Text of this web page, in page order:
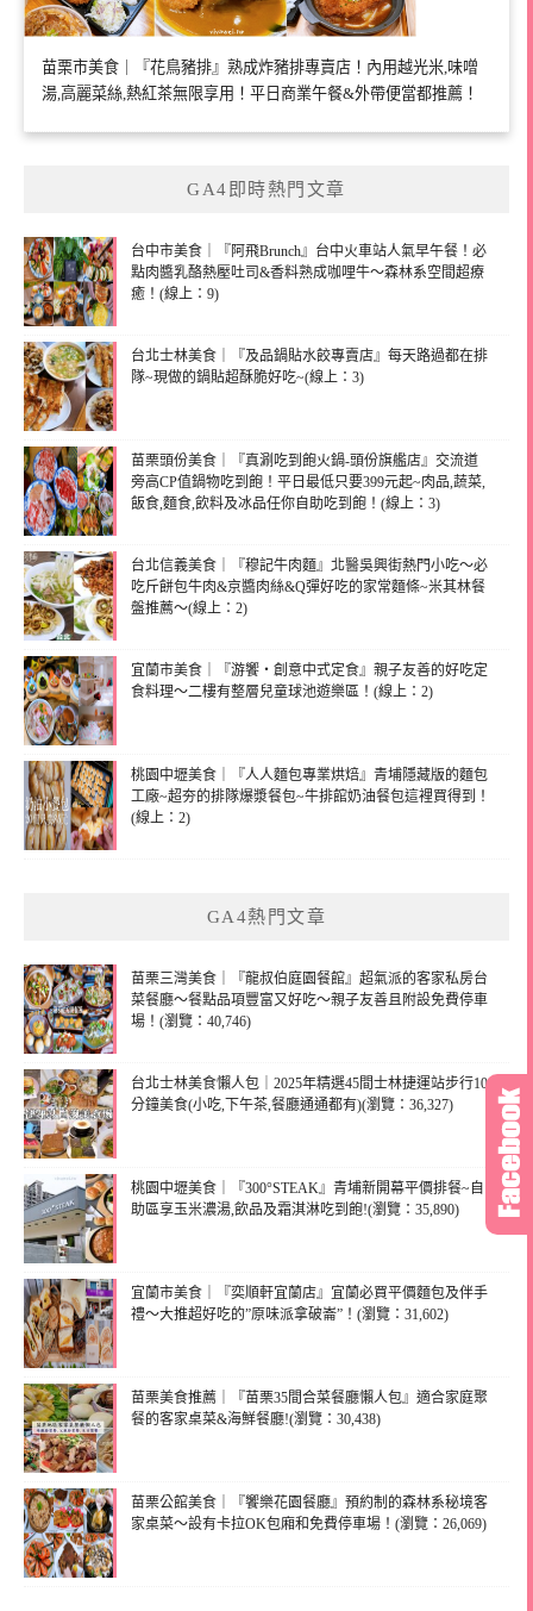
苗栗市美食｜『花鳥豬排』熟成炸豬排專賣店！內用越光米,味噌
湯,高麗菜絲,熱紅茶無限享用！平日商業午餐&外帶便當都推薦！
GA4即時熱門文章
台中市美食｜『阿飛Brunch』台中火車站人氣早午餐！必
點肉醬乳酪熱壓吐司&香料熟成咖哩牛～森林系空間超療
癒！(線上：9)
台北士林美食｜『及品鍋貼水餃專賣店』每天路過都在排
隊~現做的鍋貼超酥脆好吃~(線上：3)
苗栗頭份美食｜『真涮吃到飽火鍋-頭份旗艦店』交流道
旁高CP值鍋物吃到飽！平日最低只要399元起~肉品,蔬菜,
飯食,麵食,飲料及冰品任你自助吃到飽！(線上：3)
台北信義美食｜『穆記牛肉麵』北醫吳興街熱門小吃～必
吃斤餅包牛肉&京醬肉絲&Q彈好吃的家常麵條~米其林餐
盤推薦～(線上：2)
宜蘭市美食｜『游饗・創意中式定食』親子友善的好吃定
食料理～二樓有整層兒童球池遊樂區！(線上：2)
桃園中壢美食｜『人人麵包專業烘焙』青埔隱藏版的麵包
工廠~超夯的排隊爆漿餐包~牛排館奶油餐包這裡買得到！
(線上：2)
GA4熱門文章
苗栗三灣美食｜『龍叔伯庭園餐館』超氣派的客家私房台
菜餐廳～餐點品項豐富又好吃～親子友善且附設免費停車
場！(瀏覽：40,746)
台北士林美食懶人包｜2025年精選45間士林捷運站步行10
分鐘美食(小吃,下午茶,餐廳通通都有)(瀏覽：36,327)
桃園中壢美食｜『300°STEAK』青埔新開幕平價排餐~自
助區享玉米濃湯,飲品及霜淇淋吃到飽!(瀏覽：35,890)
宜蘭市美食｜『奕順軒宜蘭店』宜蘭必買平價麵包及伴手
禮～大推超好吃的”原味派拿破崙”！(瀏覽：31,602)
苗栗美食推薦｜『苗栗35間合菜餐廳懶人包』適合家庭聚
餐的客家桌菜&海鮮餐廳!(瀏覽：30,438)
苗栗公館美食｜『饗樂花園餐廳』預約制的森林系秘境客
家桌菜～設有卡拉OK包廂和免費停車場！(瀏覽：26,069)